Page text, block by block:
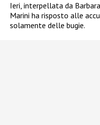
Ieri, interpellata da
Marini ha risposto alle
solamente delle bugie.